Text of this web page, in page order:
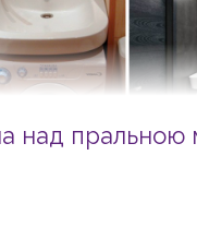
над